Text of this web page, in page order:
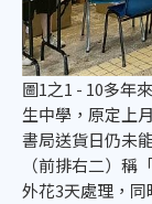
圖1之1 - 10多年
生中學，原定上
書局送貨日仍未
（前排右二）
外花3天處理，同